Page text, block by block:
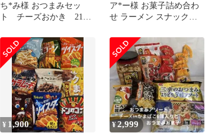
ち*み様 おつまみセッ
ト チーズおかき 210g
ア*ー様 お菓子詰め合わ
せ ラーメン スナック菓
¥ 1,900 ¥2,999